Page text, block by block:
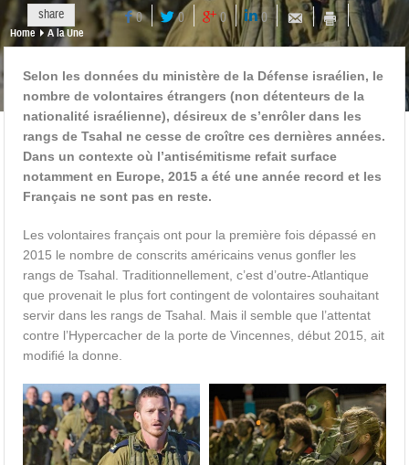
share 0 0 0 0
Home A la Une
Selon les données du ministère de la Défense israélien, le
nombre de volontaires étrangers (non détenteurs de la
nationalité israélienne), désireux de s’enrôler dans les
rangs de Tsahal ne cesse de croître ces dernières années.
Dans un contexte où l’antisémitisme refait surface
notamment en Europe, 2015 a été une année record et les
Français ne sont pas en reste.
Les volontaires français ont pour la première fois dépassé en
2015 le nombre de conscrits américains venus gonfler les
rangs de Tsahal. Traditionnellement, c’est d’outre-Atlantique
que provenait le plus fort contingent de volontaires souhaitant
servir dans les rangs de Tsahal. Mais il semble que l’attentat
contre l’Hypercacher de la porte de Vincennes, début 2015, ait
modifié la donne.